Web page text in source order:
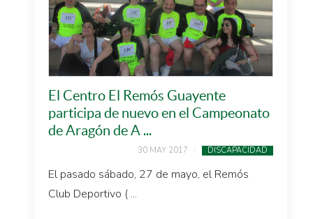
El Centro El Remós Guayente
participa de nuevo en el Campeonato
de Aragón de A ...
30 MAY 2017 DISCAPACIDAD
El pasado sábado, 27 de mayo, el Remós
Club Deportivo ( ...